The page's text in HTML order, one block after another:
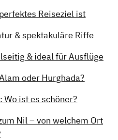
Reiseziel ist
& spektakuläre Riffe
& ideal für Ausflüge
oder Hurghada?
Wo ist es schöner?
Nil – von welchem Ort